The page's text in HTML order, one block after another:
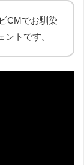
CMでお馴染
トです。